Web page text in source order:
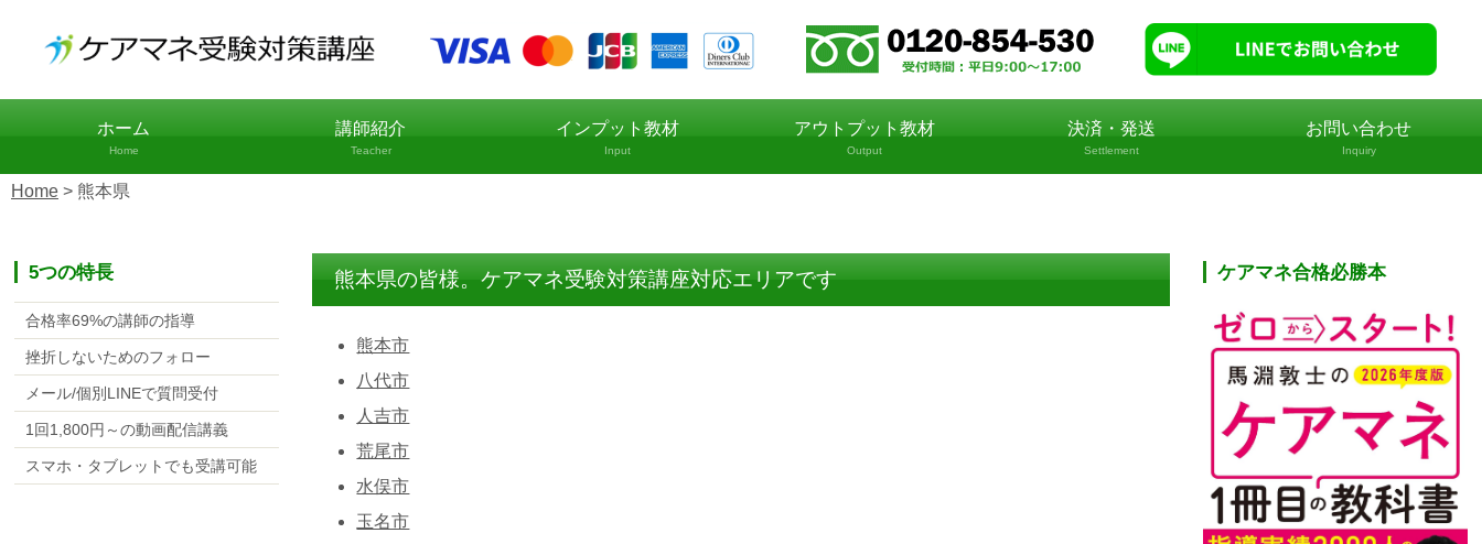
ホーム
Home
講師紹介
Teacher
インプット教材
Input
アウトプット教材
Output
決済・発送
Settlement
お問い合わせ
Inquiry
Home > 熊本県
熊本県の皆様。ケアマネ受験対策講座対応エリアです
熊本市
八代市
人吉市
荒尾市
水俣市
玉名市
5つの特長
合格率69%の講師の指導
挫折しないためのフォロー
メール/個別LINEで質問受付
1回1,800円～の動画配信講義
スマホ・タブレットでも受講可能
ケアマネ合格必勝本